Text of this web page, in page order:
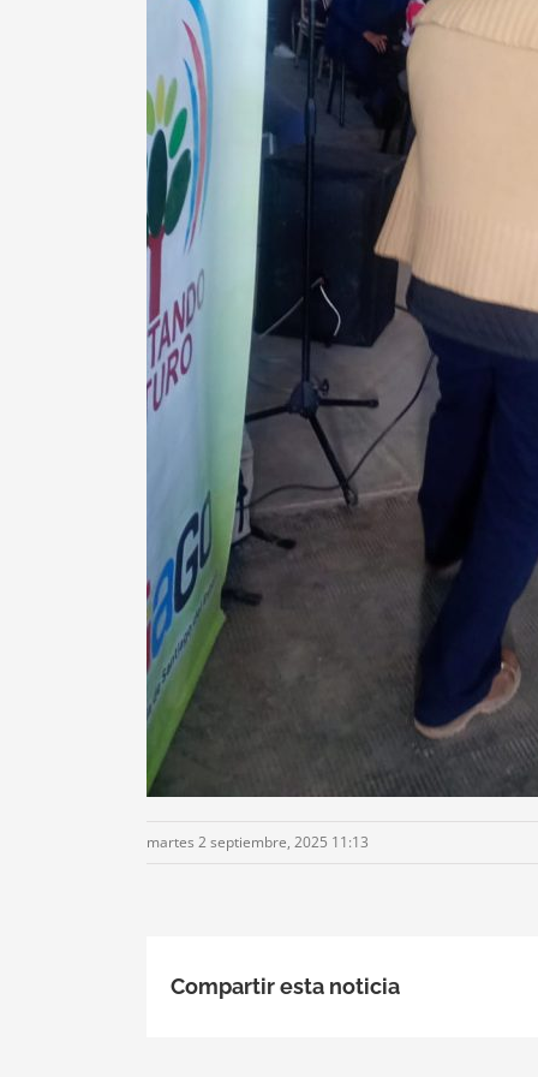
martes 2 septiembre, 2025 11:13
Compartir esta noticia